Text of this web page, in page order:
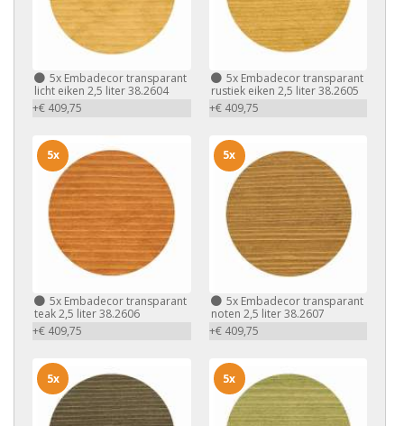
5x Embadecor transparant
licht eiken 2,5 liter 38.2604
+€ 409,75
5xEmbadecor transparant
rustiek eiken 2,5 liter 38.2605
+€ 409,75
5x Embadecor transparant
teak 2,5 liter 38.2606
+€ 409,75
5x
5xEmbadecor transparant
noten 2,5 liter 38.2607
+€ 409,75
5x
5x 5x